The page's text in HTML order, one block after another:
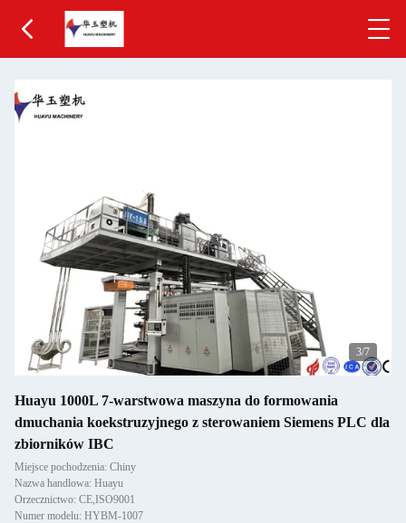
3/7
Huayu 1000L 7-warstwowa maszyna do formowania
dmuchania koekstruzyjnego z sterowaniem Siemens PLC dla
zbiorników IBC
Miejsce pochodzenia: Chiny
Nazwa handlowa: Huayu
Orzecznictwo: CE,ISO9001
Numer modelu: HYBM-1007